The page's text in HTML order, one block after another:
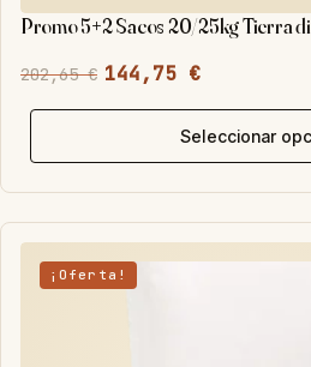
Promo 5+2 Sacos 20/25kg Tierra
202,65€
El
precio
era:
202,65 €.
144,75 €
El
precio
es:
144,75 €.
Seleccionar
¡Oferta!